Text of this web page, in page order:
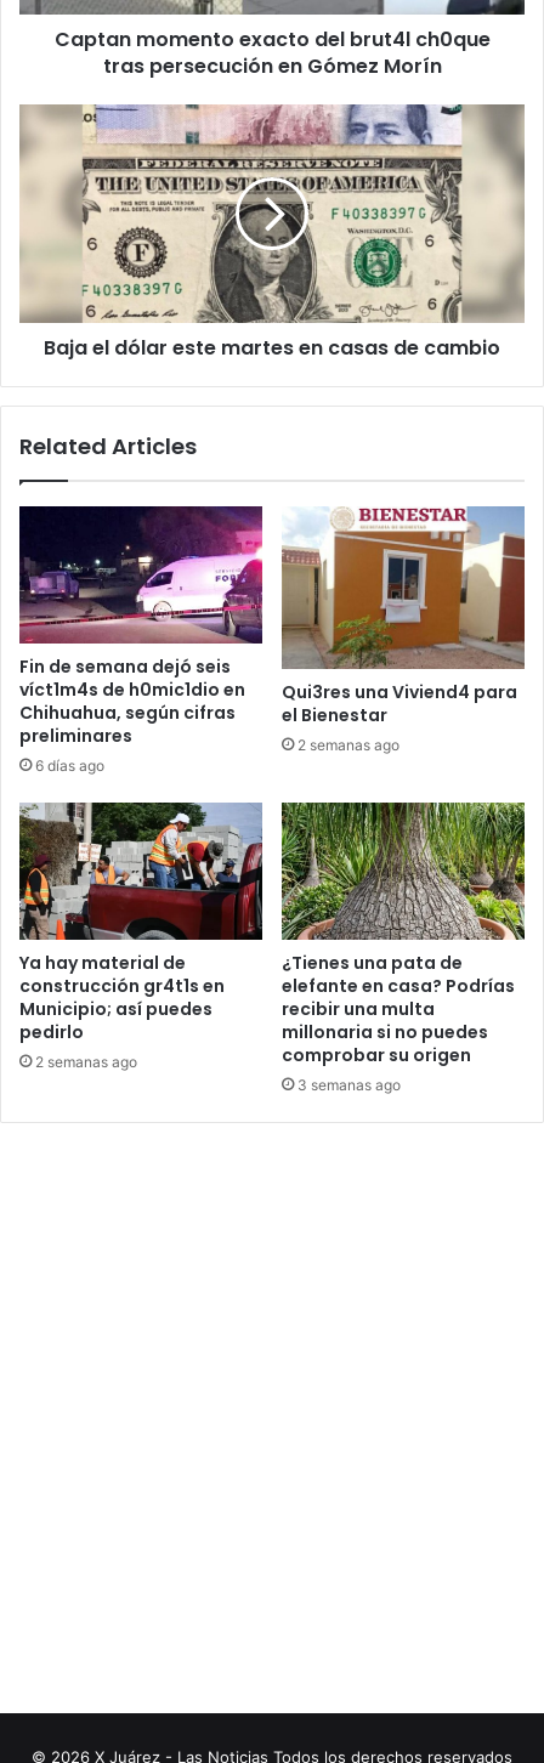
en
GómezCaptan momento exacto del brut4l ch0que
tras persecución en Gómez Morín
Baja
dólar
martes
en
cambio
Baja el dólar este martes en casas de cambio
Related Articles
Fin de semana dejó seis
víct1m4s de h0mic1dio en
Chihuahua, según cifras
preliminares
6 días ago
Qui3res una Viviend4 para
el Bienestar
2 semanas ago
Ya hay material de
construcción gr4t1s en
Municipio; así puedes
pedirlo
2 semanas ago
¿Tienes una pata de
elefante en casa? Podrías
recibir una multa
millonaria si no puedes
comprobar su origen
3 semanas ago
© 2026 X Juárez - Las Noticias Todos los derechos reservados